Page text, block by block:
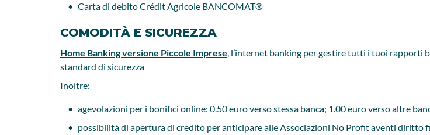
Carta di debito Crédit Agricole BANCOMAT®
COMODITÀ E SICUREZZA
Home Banking versione Piccole Imprese, l’internet banking per gestire tutti i tuoi rapporti
standard di sicurezza
Inoltre:
agevolazioni per i bonifici online: 0.50 euro verso stessa banca; 1.00 euro verso altre
possibilità di apertura di credito per anticipare alle Associazioni No Profit aventi diritto